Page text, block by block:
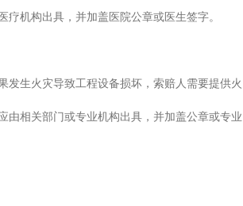
机构出具，并加盖医院公章或医生签字。
发生火灾导致工程设备损坏，索赔人需要提供火
由相关部门或专业机构出具，并加盖公章或专业